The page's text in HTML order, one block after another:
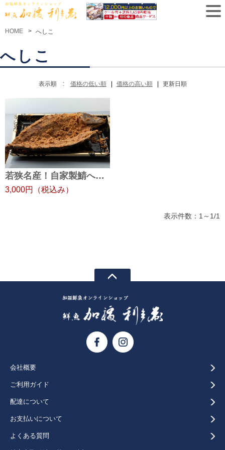
HOME へしこ
へしこ
表示順 : 価格の低い順 価格の高い順 更新日順
若狭名産！自家製鯖へしこ
3,000円 （税込み）
表示件数：1～1/1
会社概要
ご利用ガイド
配達について
お支払いについて
よくある質問